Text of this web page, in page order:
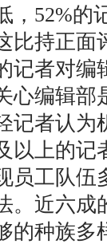
，52%的
比持正面
记者对
心编辑部
记者认为
以上的记
员工队伍
。近六成
的种族多